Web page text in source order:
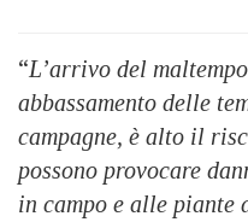
“L’arrivo del
abbassamento delle
campagne, è alto il
possono provocare
in campo e alle piante